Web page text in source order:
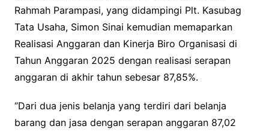
Rahmah Parampasi, yang didampingi Plt. Kasubag
Tata Usaha, Simon Sinai kemudian memaparkan
Realisasi Anggaran dan Kinerja Biro Organisasi di
Tahun Anggaran 2025 dengan realisasi serapan
anggaran di akhir tahun sebesar 87,85%.
‘’Dari dua jenis belanja yang terdiri dari belanja
barang dan jasa dengan serapan anggaran 87,02